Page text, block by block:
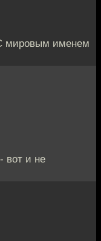
мировым именем
вот и не